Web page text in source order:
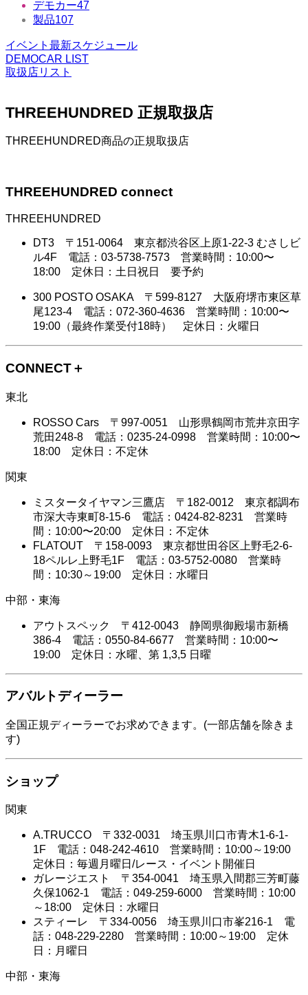
デモカー47
製品107
イベント最新スケジュール
DEMOCAR LIST
取扱店リスト
THREEHUNDRED 正規取扱店
THREEHUNDRED商品の正規取扱店
THREEHUNDRED connect
THREEHUNDRED
DT3 〒151-0064 東京都渋谷区上原1-22-3 むさしビ
ル4F 電話：03-5738-7573 営業時間：10:00〜
18:00 定休日：土日祝日 要予約
300 POSTO OSAKA 〒599-8127 大阪府堺市東区草
尾123-4 電話：072-360-4636 営業時間：10:00〜
19:00（最終作業受付18時） 定休日：火曜日
CONNECT＋
東北
ROSSO Cars 〒997-0051 山形県鶴岡市荒井京田字
荒田248-8 電話：0235-24-0998 営業時間：10:00〜
18:00 定休日：不定休
関東
ミスタータイヤマン三鷹店 〒182-0012 東京都調布
市深大寺東町8-15-6 電話：0424-82-8231 営業時
間：10:00〜20:00 定休日：不定休
FLATOUT 〒158-0093 東京都世田谷区上野毛2-6-
18ペルレ上野毛1F 電話：03-5752-0080 営業時
間：10:30～19:00 定休日：水曜日
中部・東海
アウトスペック 〒412-0043 静岡県御殿場市新橋
386-4 電話：0550-84-6677 営業時間：10:00〜
19:00 定休日：水曜、第 1,3,5 日曜
アバルトディーラー
全国正規ディーラーでお求めできます。(一部店舗を除きま
す)
ショップ
関東
A.TRUCCO 〒332-0031 埼玉県川口市青木1-6-1-
1F 電話：048-242-4610 営業時間：10:00～19:00
定休日：毎週月曜日/レース・イベント開催日
ガレージエスト 〒354-0041 埼玉県入間郡三芳町藤
久保1062-1 電話：049-259-6000 営業時間：10:00
～18:00 定休日：水曜日
スティーレ 〒334-0056 埼玉県川口市峯216-1 電
話：048-229-2280 営業時間：10:00～19:00 定休
日：月曜日
中部・東海